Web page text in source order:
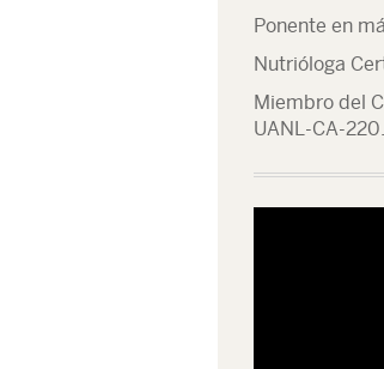
Ponente en
Nutrióloga
Miembro del
UANL-CA-220.